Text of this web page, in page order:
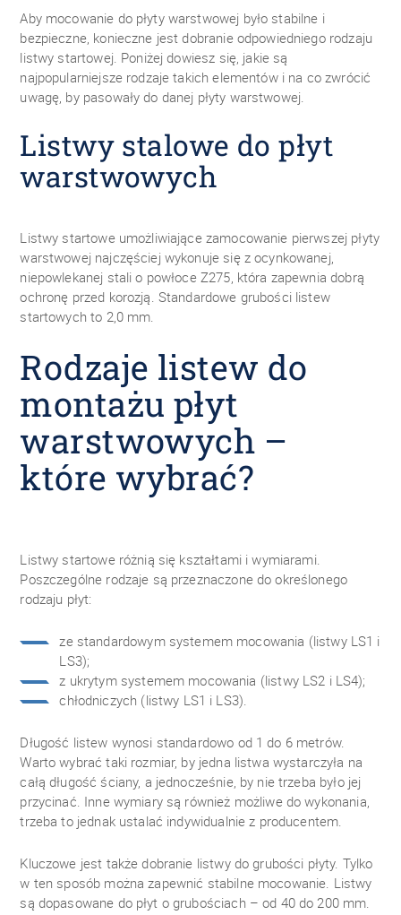
Aby mocowanie do płyty warstwowej było stabilne i
bezpieczne, konieczne jest dobranie odpowiedniego rodzaju
listwy startowej. Poniżej dowiesz się, jakie są
najpopularniejsze rodzaje takich elementów i na co zwrócić
uwagę, by pasowały do danej płyty warstwowej.
Listwy stalowe do płyt
warstwowych
Listwy startowe umożliwiające zamocowanie pierwszej płyty
warstwowej najczęściej wykonuje się z ocynkowanej,
niepowlekanej stali o powłoce Z275, która zapewnia dobrą
ochronę przed korozją. Standardowe grubości listew
startowych to 2,0 mm.
Rodzaje listew do
montażu płyt
warstwowych –
które wybrać?
Listwy startowe różnią się kształtami i wymiarami.
Poszczególne rodzaje są przeznaczone do określonego
rodzaju płyt:
ze standardowym systemem mocowania (listwy LS1 i
LS3);
z ukrytym systemem mocowania (listwy LS2 i LS4);
chłodniczych (listwy LS1 i LS3).
Długość listew wynosi standardowo od 1 do 6 metrów.
Warto wybrać taki rozmiar, by jedna listwa wystarczyła na
całą długość ściany, a jednocześnie, by nie trzeba było jej
przycinać. Inne wymiary są również możliwe do wykonania,
trzeba to jednak ustalać indywidualnie z producentem.
Kluczowe jest także dobranie listwy do grubości płyty. Tylko
w ten sposób można zapewnić stabilne mocowanie. Listwy
są dopasowane do płyt o grubościach – od 40 do 200 mm.